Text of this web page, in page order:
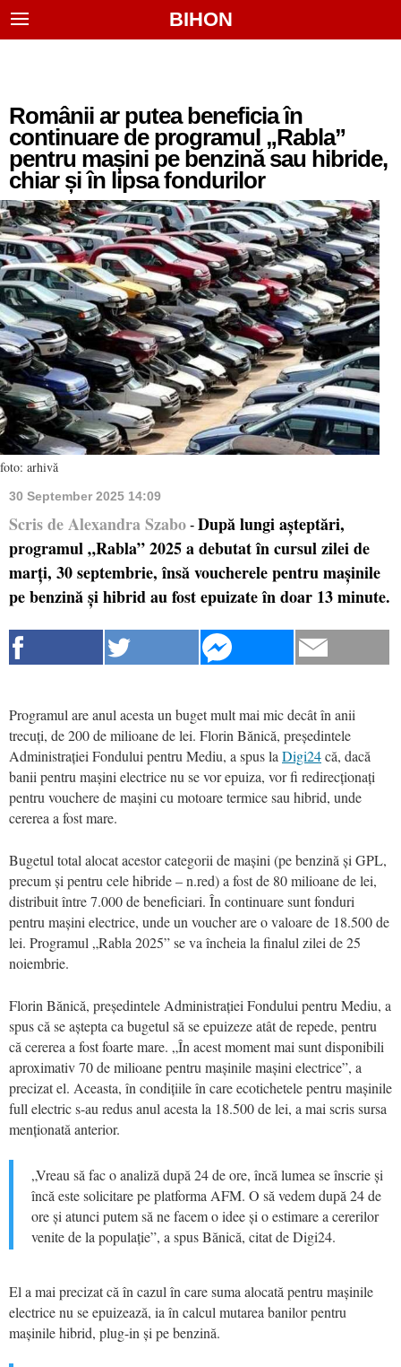
BIHON
Românii ar putea beneficia în
continuare de programul „Rabla”
pentru mașini pe benzină sau hibride,
chiar și în lipsa fondurilor
foto: arhivă
30 September 2025 14:09
Scris de Alexandra Szabo - După lungi așteptări,
programul „Rabla” 2025 a debutat în cursul zilei de
marți, 30 septembrie, însă voucherele pentru mașinile
pe benzină și hibrid au fost epuizate în doar 13 minute.
Programul are anul acesta un buget mult mai mic decât în anii
trecuți, de 200 de milioane de lei. Florin Bănică, președintele
Administrației Fondului pentru Mediu, a spus la Digi24că, dacă
banii pentru mașini electrice nu se vor epuiza, vor fi redirecționați
pentru vouchere de mașini cu motoare termice sau hibrid, unde
cererea a fost mare.
Bugetul total alocat acestor categorii de mașini (pe benzină și GPL,
precum și pentru cele hibride – n.red) a fost de 80 milioane de lei,
distribuit între 7.000 de beneficiari. În continuare sunt fonduri
pentru mașini electrice, unde un voucher are o valoare de 18.500 de
lei. Programul „Rabla 2025” se va încheia la finalul zilei de 25
noiembrie.
Florin Bănică, președintele Administrației Fondului pentru Mediu, a
spus că se aștepta ca bugetul să se epuizeze atât de repede, pentru
că cererea a fost foarte mare. „În acest moment mai sunt disponibili
aproximativ 70 de milioane pentru mașinile mașini electrice”, a
precizat el. Aceasta, în condițiile în care ecotichetele pentru mașinile
full electric s-au redus anul acesta la 18.500 de lei, a mai scris sursa
menționată anterior.
„Vreau să fac o analiză după 24 de ore, încă lumea se înscrie și
încă este solicitare pe platforma AFM. O să vedem după 24 de
ore și atunci putem să ne facem o idee și o estimare a cererilor
venite de la populație”, a spus Bănică, citat de Digi24.
El a mai precizat că în cazul în care suma alocată pentru mașinile
electrice nu se epuizează, ia în calcul mutarea banilor pentru
mașinile hibrid, plug-in și pe benzină.